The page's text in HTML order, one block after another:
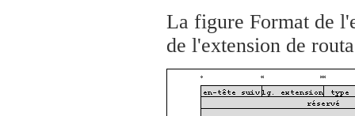
La figure Format de
de l'extension de